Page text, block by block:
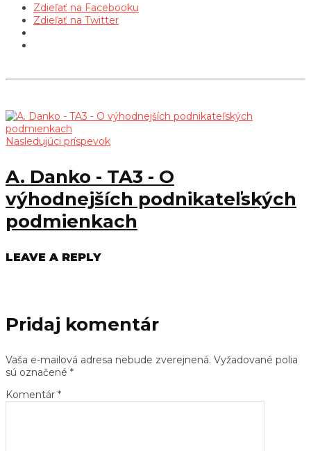
Zdieľať na Facebooku
Zdieľať na Twitter
Nasledujúci príspevok
A. Danko - TA3 - O
výhodnejších podnikateľských
podmienkach
LEAVE A REPLY
Pridaj komentár
Vaša e-mailová adresa nebude zverejnená. Vyžadované polia
sú označené *
Komentár *